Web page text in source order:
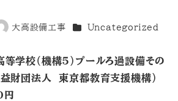
大高設備工事 カテゴリー
Uncategorized
学校（機構５）プールろ過設備その
益財団法人 東京都教育支援機構）